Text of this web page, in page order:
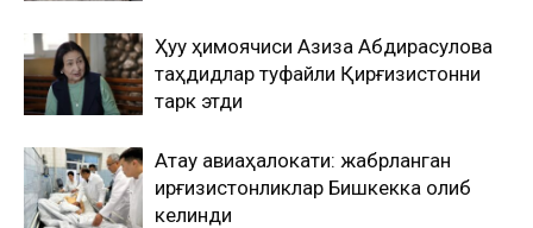
Ҳуқуқ ҳимоячиси Азиза Абдирасулова
таҳдидлар туфайли Қирғизистонни
тарк этди
Ақтау авиаҳалокати: жабрланган
қирғизистонликлар Бишкекка олиб
келинди